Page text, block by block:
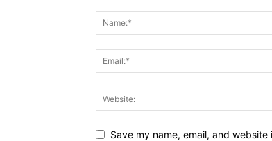
Save my name, email, and